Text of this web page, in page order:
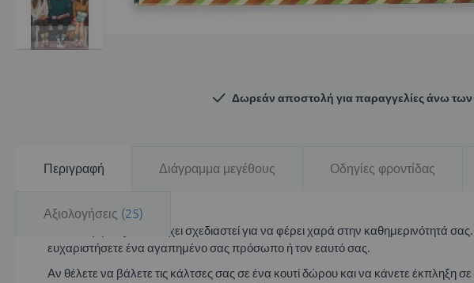
Δωρεάν αποστολή για παραγγελίες άνω
Περιγραφή
Η συλλογή Arty Socks έχει σχεδιαστεί για να φέρει χαρά στην καθημερινότητά
ευχαριστήσετε ένα αγαπημένο σας πρόσωπο ή τον εαυτό σας.
Αν θέλετε να βάλετε τις κάλτσες σας σε ένα κουτί δώρου και να κάνετε
Διάγραμμα μεγέθους Οδηγίες φροντίδας
Αξιολογήσεις 25